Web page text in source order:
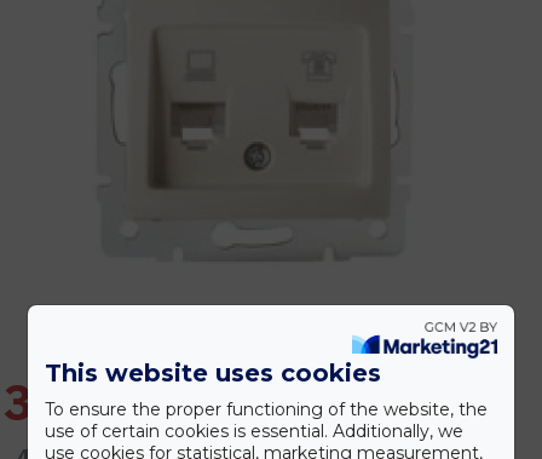
3.828 Ft
This website uses cookies
To ensure the proper functioning of the website, the
use of certain cookies is essential. Additionally, we
use cookies for statistical, marketing measurement,